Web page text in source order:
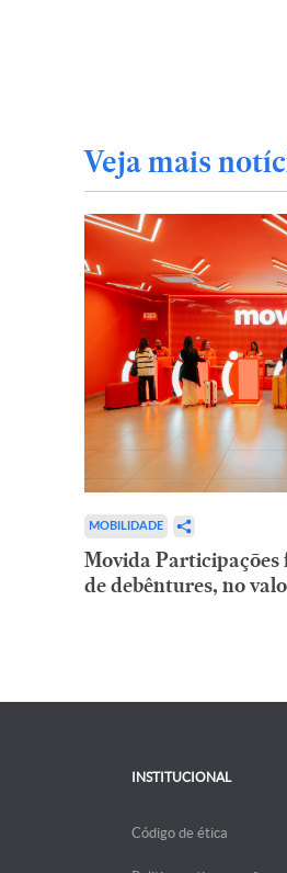
Veja mais
MOBILIDADE
Movida Participações
de debêntures, no
INSTITUCIONAL
Código de ética